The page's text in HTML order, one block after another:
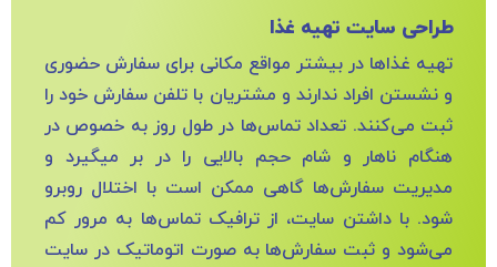
طراحی سایت تهیه غذا
تهیه غذاها در بیشتر مواقع مکانی برای سفارش حضوری
و نشستن افراد ندارند و مشتریان با تلفن سفارش خود را
ثبت می‌کنند. تعداد تماس‌ها در طول روز به خصوص در
هنگام ناهار و شام حجم بالایی را در بر می‍گیرد و
مدیریت سفارش‌ها گاهی ممکن است با اختلال روبرو
شود. با داشتن سایت، از ترافیک تماس‌ها به مرور کم
می‌شود و ثبت سفارش‌ها به صورت اتوماتیک در سایت